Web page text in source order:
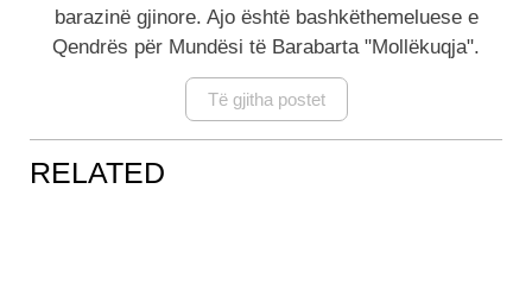
barazinë gjinore. Ajo është bashkëthemeluese e
Qendrës për Mundësi të Barabarta "Mollëkuqja".
Të gjitha postet
RELATED